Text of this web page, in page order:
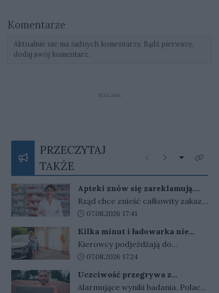
Komentarze
Aktualnie nie ma żadnych komentarzy. Bądź pierwszy,
dodaj swój komentarz.
REKLAMA
PRZECZYTAJ
TAKŻE
Poprzednie
Następne
Rozwiń
Kliknij
Apteki znów się zareklamują.
Ale nie bez ograniczeń
Rząd chce znieść całkowity zakaz
reklamy aptek. Nadal jednak
lojalnościowe, presja zakupowa i
udział dzieci.
Data dodania artykułu:
07.08.2026 17:41
Kilka minut i ładowarka nie
działa. Złodzieje znaleźli sposób
na szybki zarobek kosztem
kierowców
Kierowcy podjeżdżają do
ładowarek i zamiast przewodów
kabli stają się plagą, a straty
operatorów sięgają dziesiątek
Data dodania artykułu:
07.08.2026 17:24
Uczciwość przegrywa z
pieniędzmi. Tak tłumaczymy
Alarmujące wyniki badania. Polacy